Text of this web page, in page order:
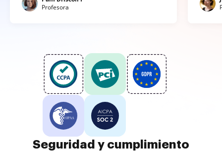
Profesora
Seguridad y cumplimiento